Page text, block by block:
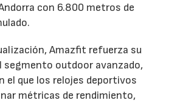
con 6.800 metros de
Amazfit refuerza su
segmento outdoor avanzado,
el que los relojes deportivos
métricas de rendimiento,